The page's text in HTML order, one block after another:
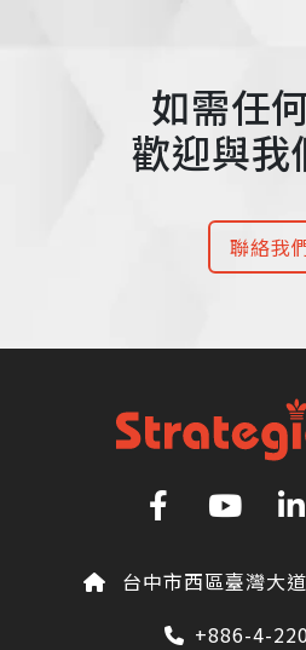
如需任
歡迎與我
聯絡我
台中市西區臺灣大
+886-4-